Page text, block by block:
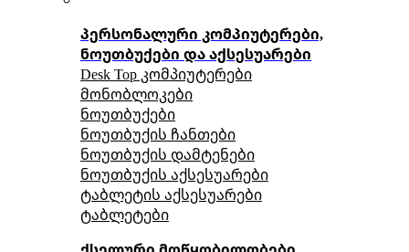
პერსონალური კომპიუტერები,
ნოუთბუქები და აქსესუარები
Desk Top კომპიუტერები
მონობლოკები
ნოუთბუქები
ნოუთბუქის ჩანთები
ნოუთბუქის დამტენები
ნოუთბუქის აქსესუარები
ტაბლეტის აქსესუარები
ტაბლეტები